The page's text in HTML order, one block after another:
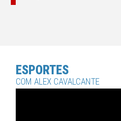
ESPORTES
COM ALEX CAVALCANTE